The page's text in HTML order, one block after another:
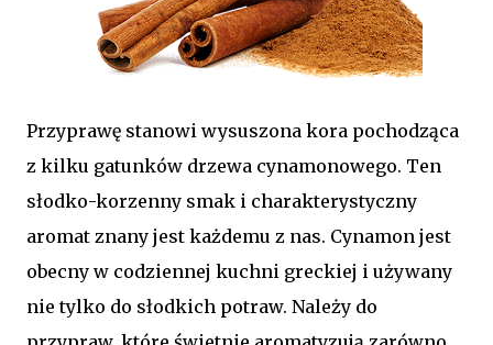
Przyprawę stanowi wysuszona kora pochodząca
z kilku gatunków drzewa cynamonowego. Ten
słodko-korzenny smak i charakterystyczny
aromat znany jest każdemu z nas. Cynamon jest
obecny w codziennej kuchni greckiej i używany
nie tylko do słodkich potraw. Należy do